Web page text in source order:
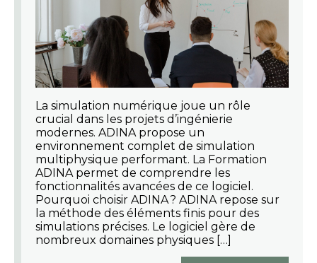
La simulation numérique joue un rôle
crucial dans les projets d’ingénierie
modernes. ADINA propose un
environnement complet de simulation
multiphysique performant. La Formation
ADINA permet de comprendre les
fonctionnalités avancées de ce logiciel.
Pourquoi choisir ADINA ? ADINA repose sur
la méthode des éléments finis pour des
simulations précises. Le logiciel gère de
nombreux domaines physiques […]